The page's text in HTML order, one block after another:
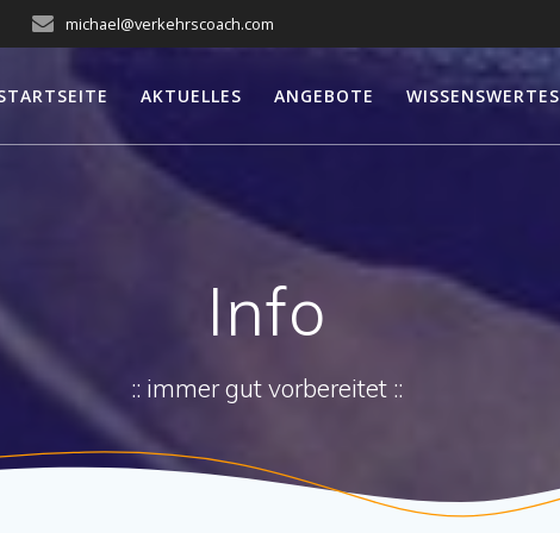
michael@verkehrscoach.com
AKTUELLES ANGEBOTE WISSENSWERTES
Info
:: immer gut vorbereitet ::